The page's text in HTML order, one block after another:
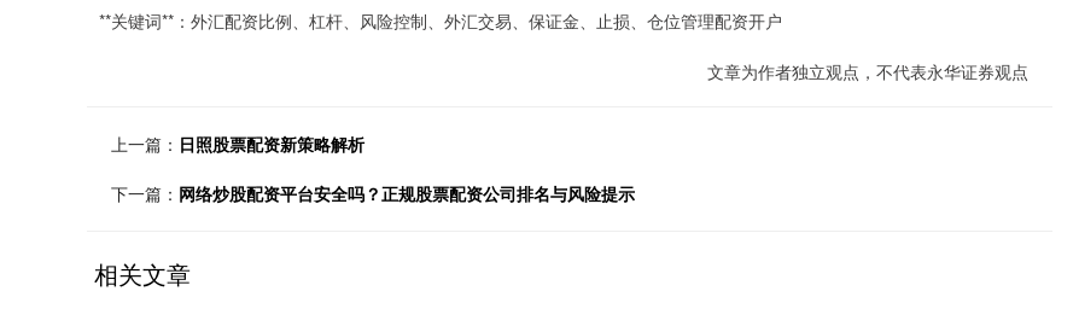
**关键词**：外汇配资比例、杠杆、风险控制、外汇交易、保证金、止损、仓位管理配资开户
文章为作者独立观点，不代表永华证券观点
上一篇： 日照股票配资新策略解析
下一篇： 网络炒股配资平台安全吗？正规股票配资公司排名与风险提示
相关文章